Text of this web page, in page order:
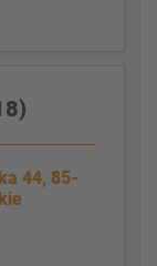
44, 85-